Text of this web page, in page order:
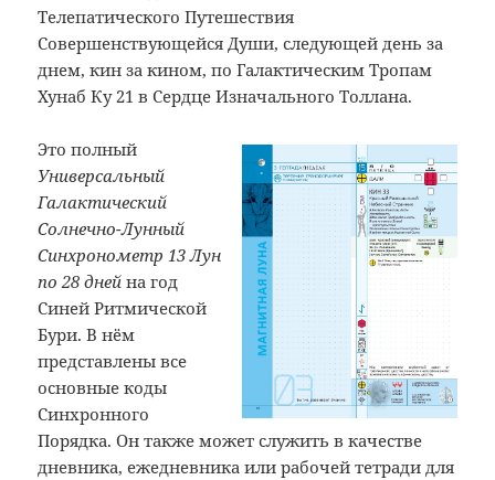
Телепатического Путешествия
Совершенствующейся Души, следующей день за
днем, кин за кином, по Галактическим Тропам
Хунаб Ку 21 в Сердце Изначального Толлана.
Это полный
Универсальный
Галактический
Солнечно-Лунный
Синхронометр 13 Лун
по 28 дней на год
Синей Ритмической
Бури. В нём
представлены все
основные коды
Синхронного
Порядка. Он также может служить в качестве
дневника, ежедневника или рабочей тетради для